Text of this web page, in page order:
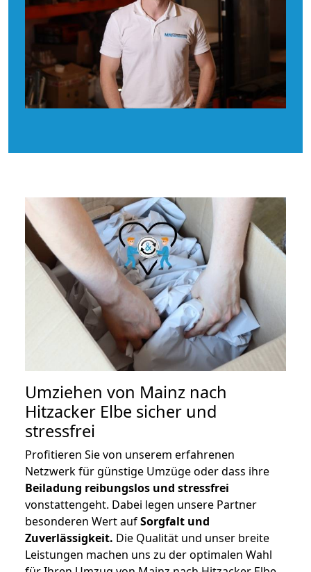
Umziehen von Mainz nach
Hitzacker Elbe sicher und
stressfrei
Profitieren Sie von unserem erfahrenen
Netzwerk für günstige Umzüge oder dass ihre
Beiladung reibungslos und stressfrei
vonstattengeht. Dabei legen unsere Partner
besonderen Wert aufSorgfalt und
Zuverlässigkeit. Die Qualität und unser breite
Leistungen machen uns zu der optimalen Wahl